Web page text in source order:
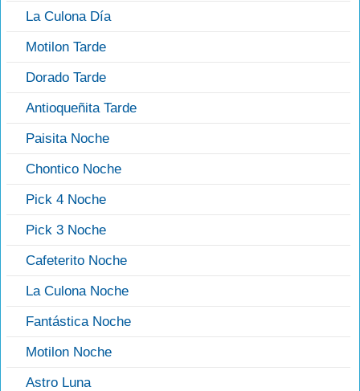
La Culona Día
Motilon Tarde
Dorado Tarde
Antioqueñita Tarde
Paisita Noche
Chontico Noche
Pick 4 Noche
Pick 3 Noche
Cafeterito Noche
La Culona Noche
Fantástica Noche
Motilon Noche
Astro Luna